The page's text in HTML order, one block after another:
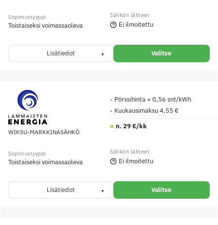
Toistaiseksi voimassaoleva Ei ilmoitettu
Lisätiedot Valitse
WIKSU-MARKKINASÄHKÖ
Pörssihinta + 0,56 snt/kWh
Kuukausimaksu 4,55 €
n. 29 €/kk
Toistaiseksi voimassaoleva Ei ilmoitettu
Lisätiedot Valitse